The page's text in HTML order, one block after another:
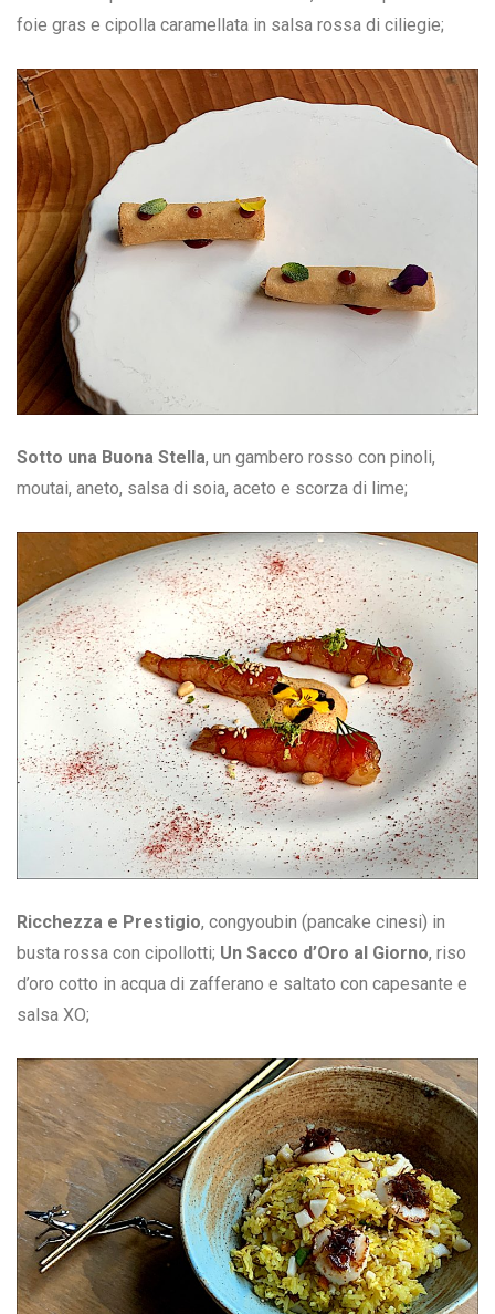
foie gras e cipolla caramellata in salsa rossa di ciliegie;
Sotto una Buona Stella, un gambero rosso con pinoli,
moutai, aneto, salsa di soia, aceto e scorza di lime;
Ricchezza e Prestigio, congyoubin (pancake cinesi) in
busta rossa con cipollotti; Un Sacco d’Oro al Giorno, riso
d’oro cotto in acqua di zafferano e saltato con capesante e
salsa XO;